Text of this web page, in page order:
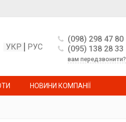
РУС
УКР
(098) 298 47 80
(095) 138 28 33
вам передзвонити?
НОВИНИ КОМПАНІЇ